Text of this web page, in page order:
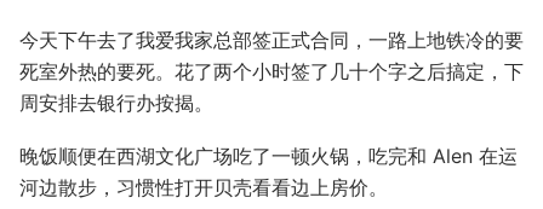
今天下午去了我爱我家总部签正式合同，一路上地铁冷的要
死室外热的要死。花了两个小时签了几十个字之后搞定，下
周安排去银行办按揭。
晚饭顺便在西湖文化广场吃了一顿火锅，吃完和 Alen 在运
河边散步，习惯性打开贝壳看看边上房价。